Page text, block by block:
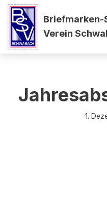
Zum
Inhalt
springen
Briefmarken-
Verein
1.